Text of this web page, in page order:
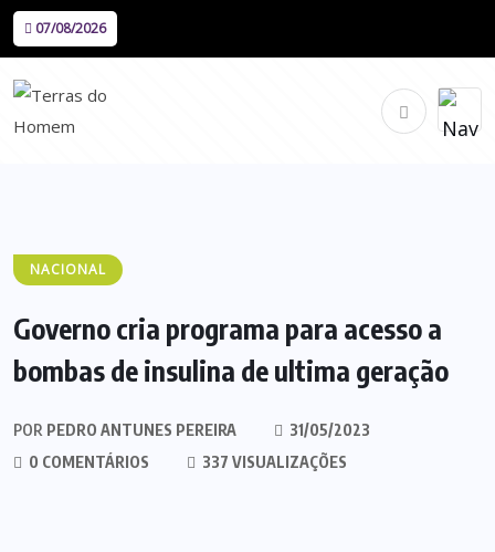
07/08/2026
NACIONAL
Governo cria programa para acesso a
bombas de insulina de ultima geração
POR PEDRO ANTUNES PEREIRA
31/05/2023
0 COMENTÁRIOS
337 VISUALIZAÇÕES